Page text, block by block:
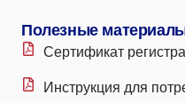
Полезные
Сертификат
Инструкция для